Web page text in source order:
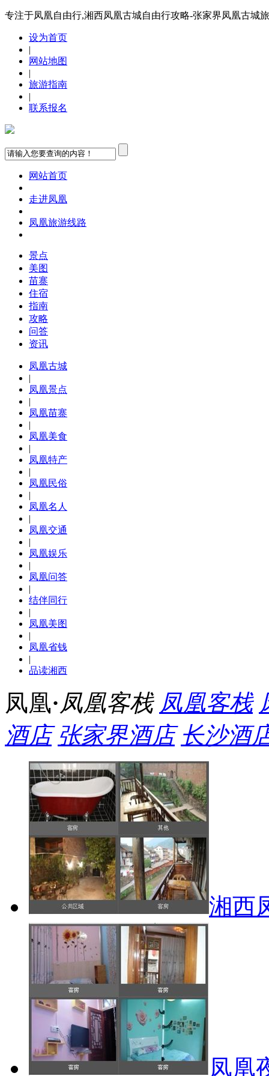
专注于凤凰自由行,湘西凤凰古城自由行攻略-张家界凤凰古城
设为首页
|
网站地图
|
旅游指南
|
联系报名
网站首页
走进凤凰
凤凰旅游线路
景点
美图
苗寨
住宿
指南
攻略
问答
资讯
凤凰古城
|
凤凰景点
|
凤凰苗寨
|
凤凰美食
|
凤凰特产
|
凤凰民俗
|
凤凰名人
|
凤凰交通
|
凤凰娱乐
|
凤凰问答
|
结伴同行
|
凤凰美图
|
凤凰省钱
|
品读湘西
凤凰·凤凰客栈 凤凰客栈
酒店 张家界酒店 长沙酒
湘西
凤凰